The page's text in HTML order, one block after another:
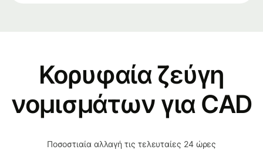
Κορυφαία ζεύγη
νομισμάτων για CAD
Ποσοστιαία αλλαγή τις τελευταίες 24 ώρες